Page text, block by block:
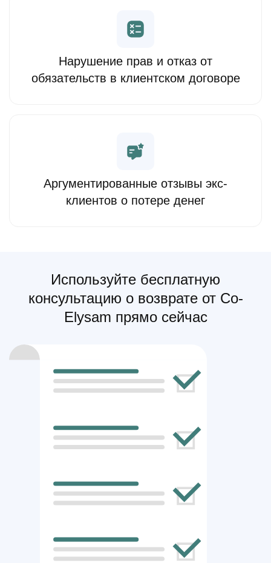
Нарушение прав и отказ от
обязательств в клиентском договоре
Аргументированные отзывы экс-
клиентов о потере денег
Используйте бесплатную
консультацию о возврате от Co-
Elysam прямо сейчас